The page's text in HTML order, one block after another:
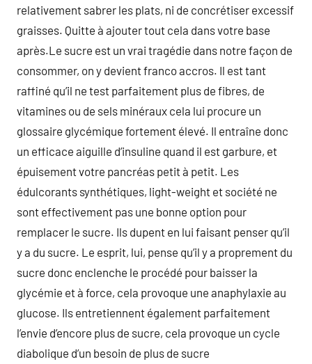
relativement sabrer les plats, ni de concrétiser excessif
graisses. Quitte à ajouter tout cela dans votre base
après.Le sucre est un vrai tragédie dans notre façon de
consommer, on y devient franco accros. Il est tant
raffiné qu’il ne test parfaitement plus de fibres, de
vitamines ou de sels minéraux cela lui procure un
glossaire glycémique fortement élevé. Il entraîne donc
un efficace aiguille d’insuline quand il est garbure, et
épuisement votre pancréas petit à petit. Les
édulcorants synthétiques, light-weight et société ne
sont effectivement pas une bonne option pour
remplacer le sucre. Ils dupent en lui faisant penser qu’il
y a du sucre. Le esprit, lui, pense qu’il y a proprement du
sucre donc enclenche le procédé pour baisser la
glycémie et à force, cela provoque une anaphylaxie au
glucose. Ils entretiennent également parfaitement
l’envie d’encore plus de sucre, cela provoque un cycle
diabolique d’un besoin de plus de sucre